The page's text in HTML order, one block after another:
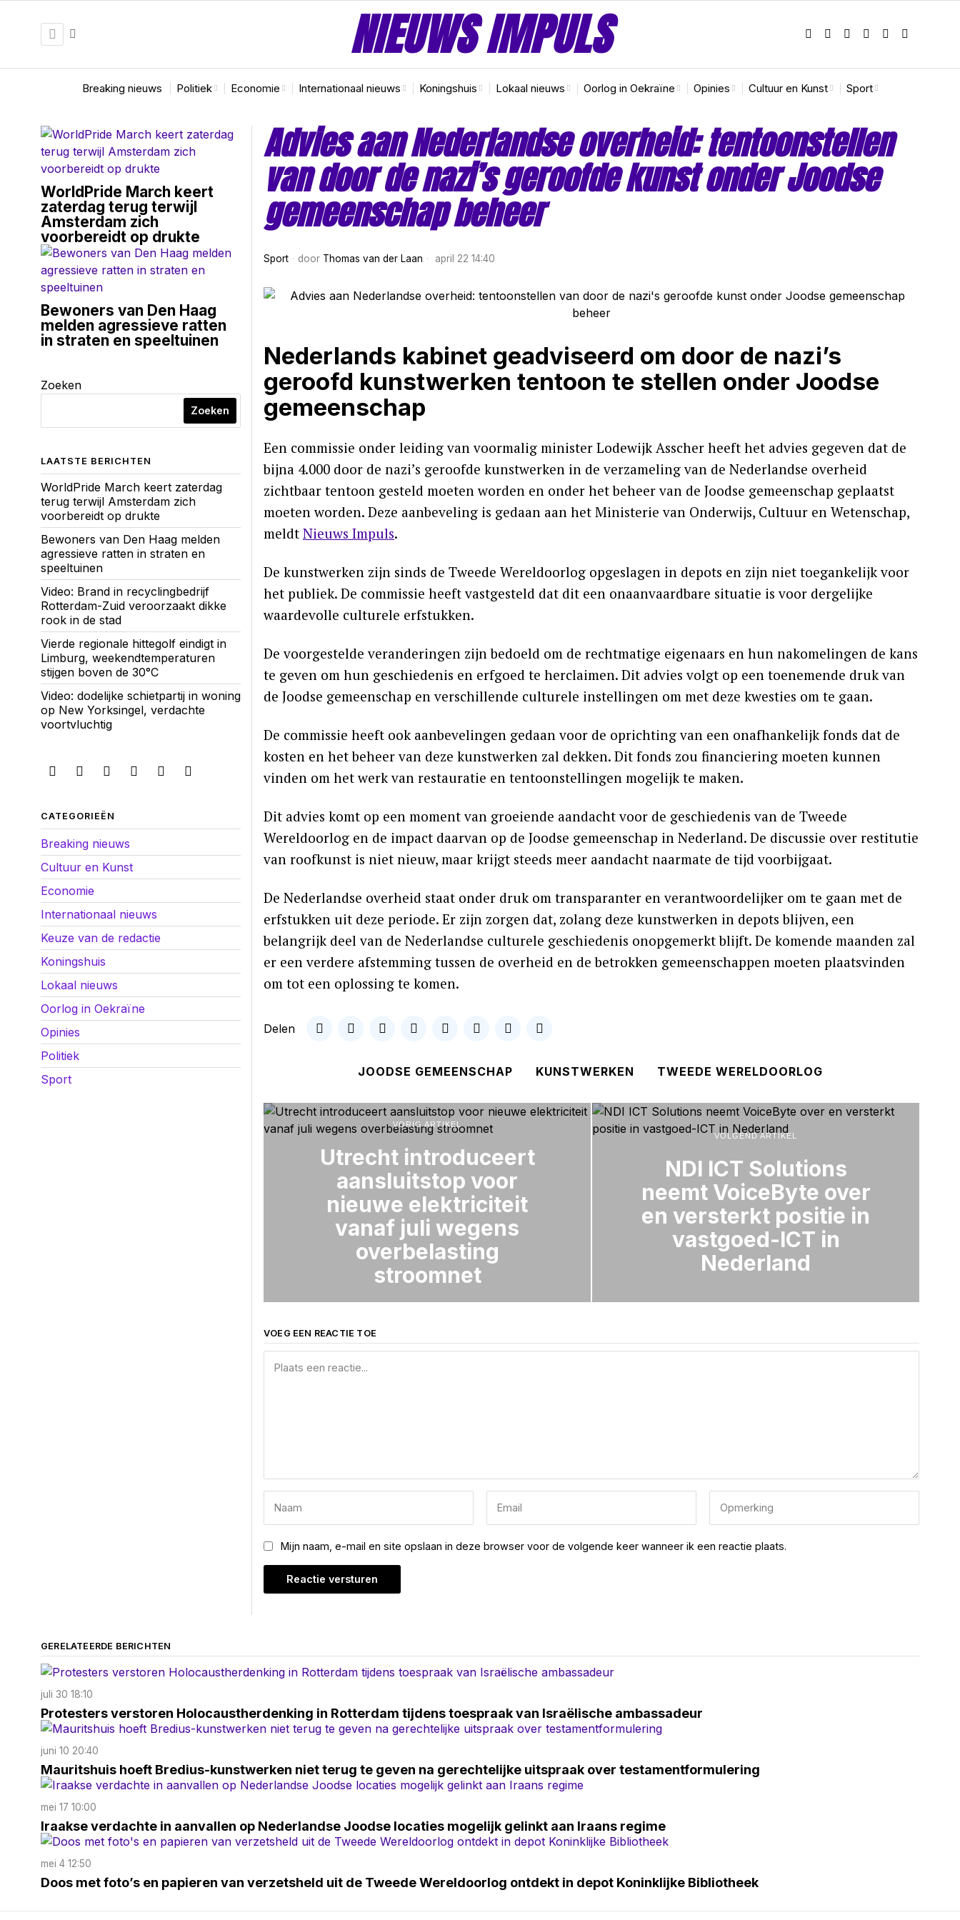
NIEUWS IMPULS
Breaking nieuws Politiek Economie Internationaal nieuws Koningshuis Lokaal nieuws Oorlog in Oekraïne Opinies Cultuur en Kunst Sport
Advies aan Nederlandse overheid: tentoonstellen
van door de nazi’s geroofde kunst onder Joodse
gemeenschap beheer
Sport door Thomas van der Laan april 22 14:40
Nederlands kabinet geadviseerd om door de nazi’s
geroofd kunstwerken tentoon te stellen onder Joodse
gemeenschap
Een commissie onder leiding van voormalig minister Lodewijk Asscher heeft het advies gegeven dat de
bijna 4.000 door de nazi’s geroofde kunstwerken in de verzameling van de Nederlandse overheid
zichtbaar tentoon gesteld moeten worden en onder het beheer van de Joodse gemeenschap geplaatst
moeten worden. Deze aanbeveling is gedaan aan het Ministerie van Onderwijs, Cultuur en Wetenschap,
meldt Nieuws Impuls.
De kunstwerken zijn sinds de Tweede Wereldoorlog opgeslagen in depots en zijn niet toegankelijk voor
het publiek. De commissie heeft vastgesteld dat dit een onaanvaardbare situatie is voor dergelijke
waardevolle culturele erfstukken.
De voorgestelde veranderingen zijn bedoeld om de rechtmatige eigenaars en hun nakomelingen de kans
te geven om hun geschiedenis en erfgoed te herclaimen. Dit advies volgt op een toenemende druk van
de Joodse gemeenschap en verschillende culturele instellingen om met deze kwesties om te gaan.
De commissie heeft ook aanbevelingen gedaan voor de oprichting van een onafhankelijk fonds dat de
kosten en het beheer van deze kunstwerken zal dekken. Dit fonds zou financiering moeten kunnen
vinden om het werk van restauratie en tentoonstellingen mogelijk te maken.
Dit advies komt op een moment van groeiende aandacht voor de geschiedenis van de Tweede
Wereldoorlog en de impact daarvan op de Joodse gemeenschap in Nederland. De discussie over restitutie
van roofkunst is niet nieuw, maar krijgt steeds meer aandacht naarmate de tijd voorbijgaat.
De Nederlandse overheid staat onder druk om transparanter en verantwoordelijker om te gaan met de
erfstukken uit deze periode. Er zijn zorgen dat, zolang deze kunstwerken in depots blijven, een
belangrijk deel van de Nederlandse culturele geschiedenis onopgemerkt blijft. De komende maanden zal
er een verdere afstemming tussen de overheid en de betrokken gemeenschappen moeten plaatsvinden
om tot een oplossing te komen.
Delen
JOODSE GEMEENSCHAP KUNSTWERKEN TWEEDE WERELDOORLOG
VORIG ARTIKEL
Utrecht introduceert
aansluitstop voor
nieuwe elektriciteit
vanaf juli wegens
overbelasting
stroomnet
VOLGEND ARTIKEL
NDI ICT Solutions
neemt VoiceByte over
en versterkt positie in
vastgoed-ICT in
Nederland
VOEG EEN REACTIE TOE
Mijn naam, e-mail en site opslaan in deze browser voor de volgende keer wanneer ik een reactie plaats.
WorldPride March keert
zaterdag terug terwijl
Amsterdam zich
voorbereidt op drukte
Bewoners van Den Haag
melden agressieve ratten
in straten en speeltuinen
Zoeken
Zoeken
LAATSTE BERICHTEN
WorldPride March keert zaterdag
terug terwijl Amsterdam zich
voorbereidt op drukte
Bewoners van Den Haag melden
agressieve ratten in straten en
speeltuinen
Video: Brand in recyclingbedrijf
Rotterdam-Zuid veroorzaakt dikke
rook in de stad
Vierde regionale hittegolf eindigt in
Limburg, weekendtemperaturen
stijgen boven de 30°C
Video: dodelijke schietpartij in woning
op New Yorksingel, verdachte
voortvluchtig
CATEGORIEËN
Breaking nieuws
Cultuur en Kunst
Economie
Internationaal nieuws
Keuze van de redactie
Koningshuis
Lokaal nieuws
Oorlog in Oekraïne
Opinies
Politiek
Sport
GERELATEERDE BERICHTEN
juli 30 18:10
Protesters verstoren Holocaustherdenking in Rotterdam tijdens toespraak van Israëlische ambassadeur
juni 10 20:40
Mauritshuis hoeft Bredius-kunstwerken niet terug te geven na gerechtelijke uitspraak over testamentformulering
mei 17 10:00
Iraakse verdachte in aanvallen op Nederlandse Joodse locaties mogelijk gelinkt aan Iraans regime
mei 4 12:50
Doos met foto’s en papieren van verzetsheld uit de Tweede Wereldoorlog ontdekt in depot Koninklijke Bibliotheek